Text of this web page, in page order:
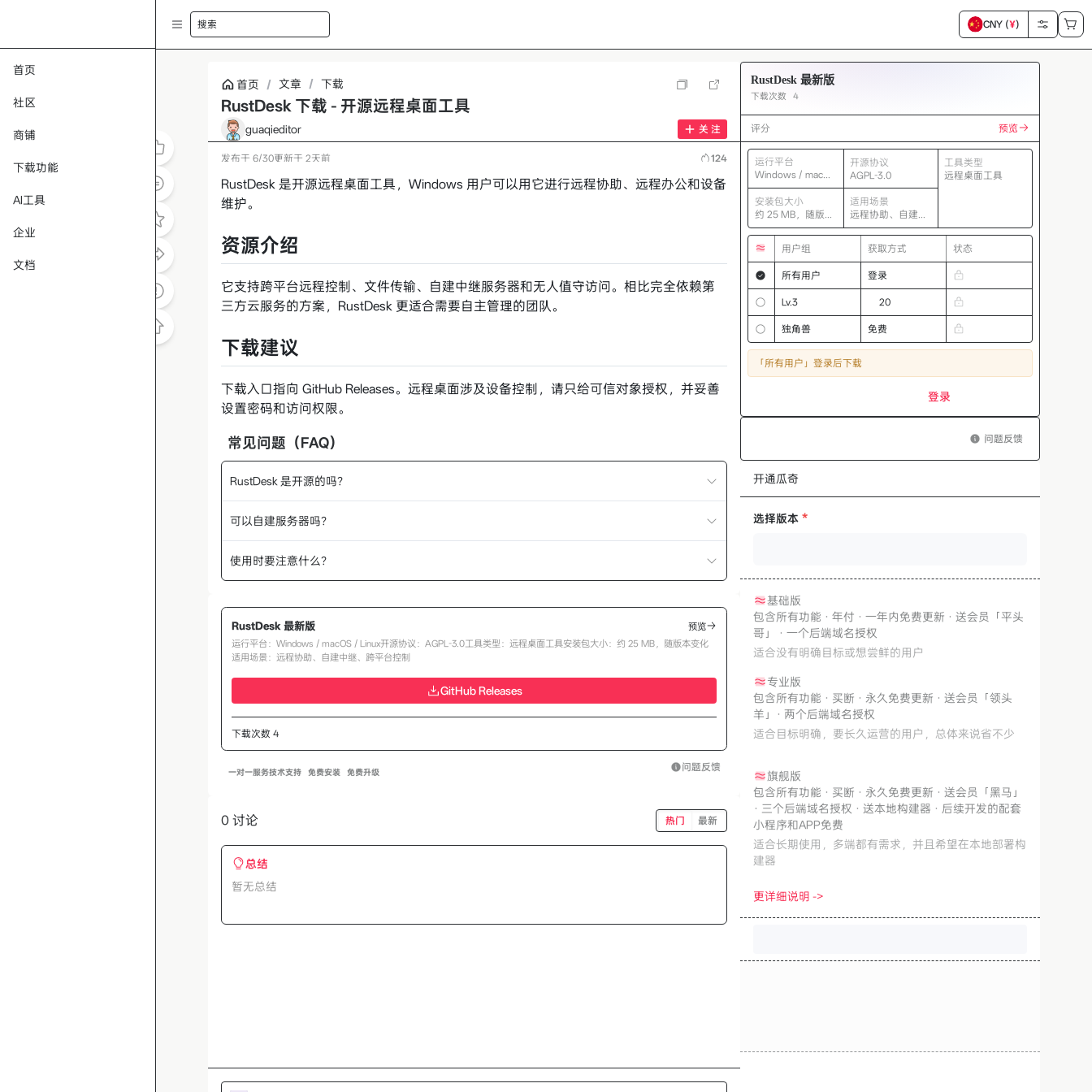
首页
社区
商铺
下载功能
AI工具
企业
文档
搜索 CNY (¥)
首页 / 文章 / 下载
RustDesk 下载 - 开源远程桌面工具
guaqieditor 关 注
发布于 6/30更新于 2天前 124
RustDesk 是开源远程桌面工具，Windows 用户可以用它进行远程协助、远程办公和设备
维护。
资源介绍
它支持跨平台远程控制、文件传输、自建中继服务器和无人值守访问。相比完全依赖第
三方云服务的方案，RustDesk 更适合需要自主管理的团队。
下载建议
下载入口指向 GitHub Releases。远程桌面涉及设备控制，请只给可信对象授权，并妥善
设置密码和访问权限。
常见问题（FAQ）
RustDesk 是开源的吗？
可以自建服务器吗？
使用时要注意什么？
RustDesk 最新版
预览
运行平台：Windows / macOS / Linux开源协议：AGPL-3.0工具类型：远程桌面工具安装包大小：约 25 MB，随版本变化
适用场景：远程协助、自建中继、跨平台控制
GitHub Releases
下载次数 4
一对一服务技术支持 免费安装 免费升级 问题反馈
0 讨论 热门 最新
总结
暂无总结
RustDesk 最新版
下载次数 4
评分 预览
运行平台
Windows / macOS
/ Linux
开源协议
AGPL-3.0
工具类型
远程桌面工具
安装包大小
约 25 MB，随版本
变化
适用场景
远程协助、自建中
继、跨平台控制
用户组
获取方式 状态
所有用户 登录
Lv.3 20
独角兽 免费
「所有用户」登录后下载
登录
问题反馈
开通瓜奇
选择版本 *
基础版
包含所有功能 · 年付 · 一年内免费更新 · 送会员「平头
哥」 · 一个后端域名授权
适合没有明确目标或想尝鲜的用户
专业版
包含所有功能 · 买断 · 永久免费更新 · 送会员「领头
羊」· 两个后端域名授权
适合目标明确，要长久运营的用户，总体来说省不少
旗舰版
包含所有功能 · 买断 · 永久免费更新 · 送会员「黑马」
· 三个后端域名授权 · 送本地构建器 · 后续开发的配套
小程序和APP免费
适合长期使用，多端都有需求，并且希望在本地部署构
建器
更详细说明 ->